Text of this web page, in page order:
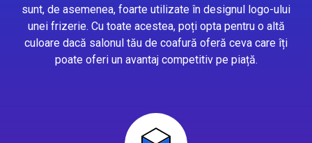
sunt, de asemenea, foarte utilizate în designul logo-ului
unei frizerie. Cu toate acestea, poți opta pentru o altă
culoare dacă salonul tău de coafură oferă ceva care îți
poate oferi un avantaj competitiv pe piață.